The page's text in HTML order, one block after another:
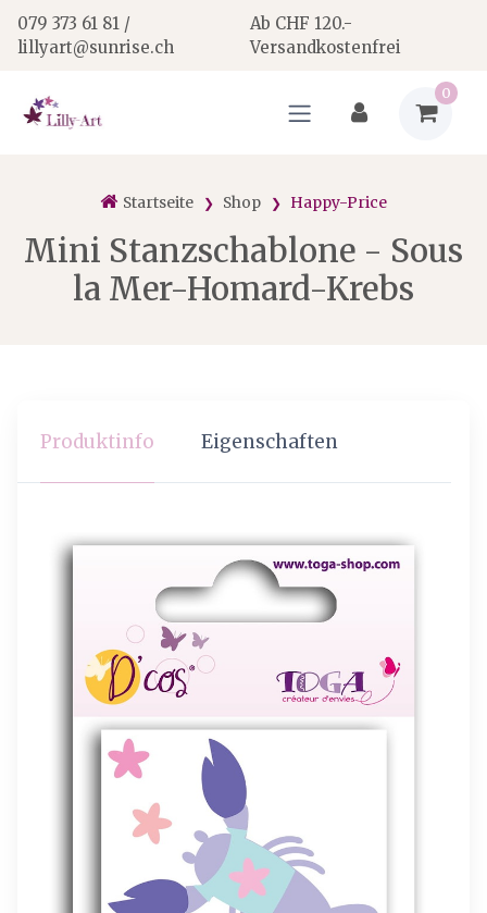
079 373 61 81 /
lillyart@sunrise.ch
Ab CHF 120.-
Versandkostenfrei
0
Startseite Shop Happy-Price
Mini Stanzschablone - Sous
la Mer-Homard-Krebs
Produktinfo Eigenschaften